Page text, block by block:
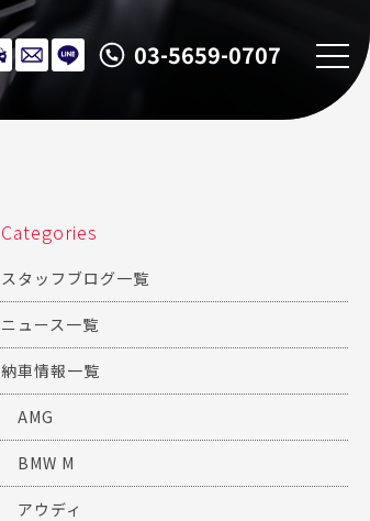
03-5659-0707
Categories
スタッフブログ一覧
ニュース一覧
納車情報一覧
AMG
BMW M
アウディ